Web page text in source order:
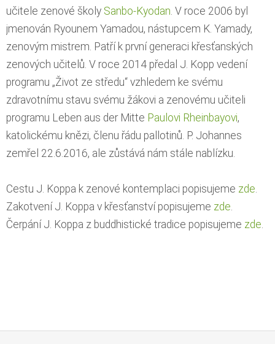
učitele zenové školy Sanbo-Kyodan . V roce 2006 byl
jmenován Ryounem Yamadou, nástupcem K. Yamady,
zenovým mistrem. Patří k první generaci křesťanských
zenových učitelů. V roce 2014 předal J. Kopp vedení
programu „Život ze středu“ vzhledem ke svému
zdravotnímu stavu svému žákovi a zenovému učiteli
programu Leben aus der Mitte Paulovi Rheinbayovi,
katolickému knězi, členu řádu pallotinů. P. Johannes
zemřel 22.6.2016, ale zůstává nám stále nablízku.
Cestu J. Koppa k zenové kontemplaci popisujeme zde
Zakotvení J. Koppa v křesťanství popisujeme zde
Čerpání J. Koppa z buddhistické tradice popisujeme zde